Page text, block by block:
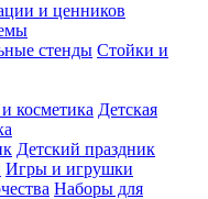
и ценников
Стойки и
Детская
Детский праздник
Игры и игрушки
Наборы для